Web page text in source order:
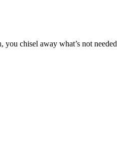
you chisel away what’s not needed